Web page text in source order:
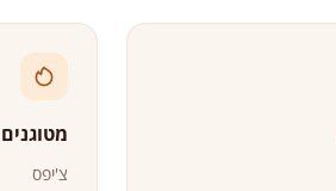
מטוגנים (9
צ'יפס